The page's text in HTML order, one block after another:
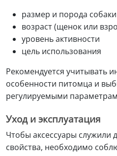
размер и порода собаки
возраст (щенок или
уровень активности
цель использования
Рекомендуется учитывать
особенности питомца и
регулируемыми
Уход и эксплуатация
Чтобы аксессуары служили
свойства, необходимо